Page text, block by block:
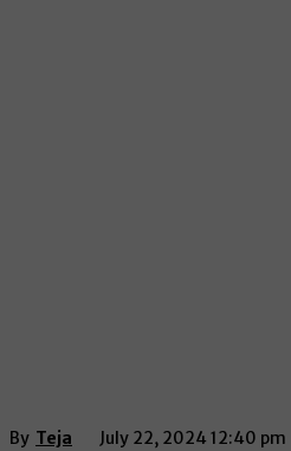
By Teja July 22, 2024 12:40 pm